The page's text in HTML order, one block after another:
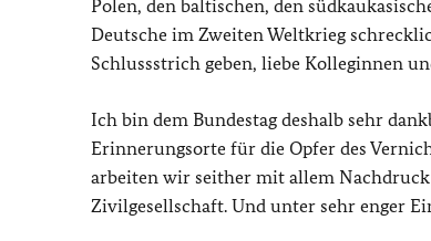
Polen, den baltischen, den
Deutsche im Zweiten Weltkrieg
Schlussstrich geben, liebe Kolleginnen
Ich bin dem Bundestag deshalb sehr
Erinnerungsorte für die Opfer des
arbeiten wir seither mit allem
Zivilgesellschaft. Und unter sehr enger